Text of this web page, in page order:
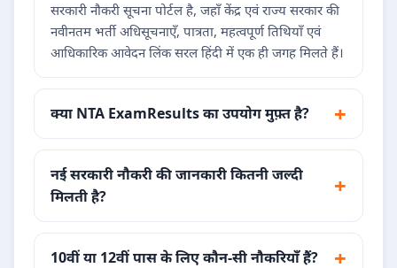
सरकारी नौकरी सूचना पोर्टल है, जहाँ केंद्र एवं राज्य सरकार की
नवीनतम भर्ती अधिसूचनाएँ, पात्रता, महत्वपूर्ण तिथियाँ एवं
आधिकारिक आवेदन लिंक सरल हिंदी में एक ही जगह मिलते हैं।
क्या NTA ExamResults का उपयोग मुफ़्त है?
नई सरकारी नौकरी की जानकारी कितनी जल्दी
मिलती है?
10वीं या 12वीं पास के लिए कौन-सी नौकरियाँ हैं?